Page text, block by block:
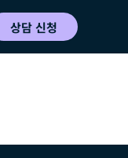
상담 신청